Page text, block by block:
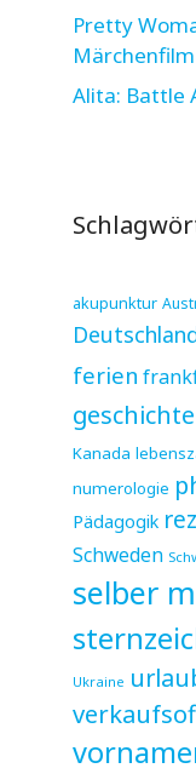
Pretty
Märchenfilm
Alita: Battle
akupunktur
ferien
geschichte
Kanada
numerologie
Pädagogik
Schweden
selber
Ukraine